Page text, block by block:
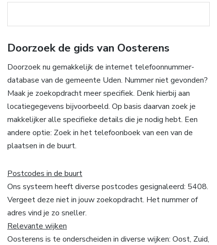
Doorzoek de gids van Oosterens
Doorzoek nu gemakkelijk de internet telefoonnummer-
database van de gemeente Uden. Nummer niet gevonden?
Maak je zoekopdracht meer specifiek. Denk hierbij aan
locatiegegevens bijvoorbeeld. Op basis daarvan zoek je
makkelijker alle specifieke details die je nodig hebt. Een
andere optie: Zoek in het telefoonboek van een van de
plaatsen in de buurt.
Postcodes in de buurt
Ons systeem heeft diverse postcodes gesignaleerd: 5408.
Vergeet deze niet in jouw zoekopdracht. Het nummer of
adres vind je zo sneller.
Relevante wijken
Oosterens is te onderscheiden in diverse wijken: Oost, Zuid,